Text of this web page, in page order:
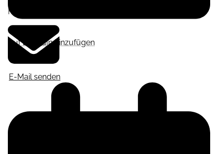
Auf LinkedIn hinzufügen
Frankfurt am Main
E-Mail senden